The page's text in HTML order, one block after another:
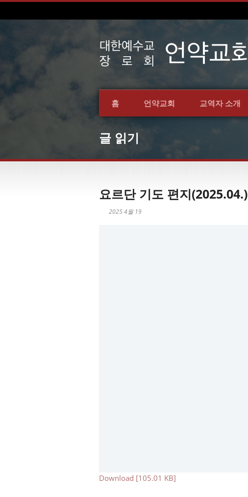
홈 언약교회 교역자 소개
글 읽기
요르단 기도 편지(2025.04.)
2025 4월 19
Download [105.01 KB]